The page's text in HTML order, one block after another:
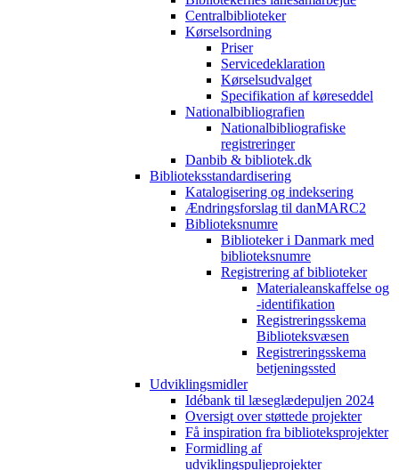
Centralbiblioteker
Kørselsordning
Priser
Servicedeklaration
Kørselsudvalget
Specifikation af køreseddel
Nationalbibliografien
Nationalbibliografiske
registreringer
Danbib & bibliotek.dk
Biblioteksstandardisering
Katalogisering og indeksering
Ændringsforslag til danMARC2
Biblioteksnumre
Biblioteker i Danmark med
biblioteksnumre
Registrering af biblioteker
Materialeanskaffelse og
-identifikation
Registreringsskema
Biblioteksvæsen
Registreringsskema
betjeningssted
Udviklingsmidler
Idébank til læseglædepuljen 2024
Oversigt over støttede projekter
Få inspiration fra biblioteksprojekter
Formidling af
udviklingspuljeprojekter